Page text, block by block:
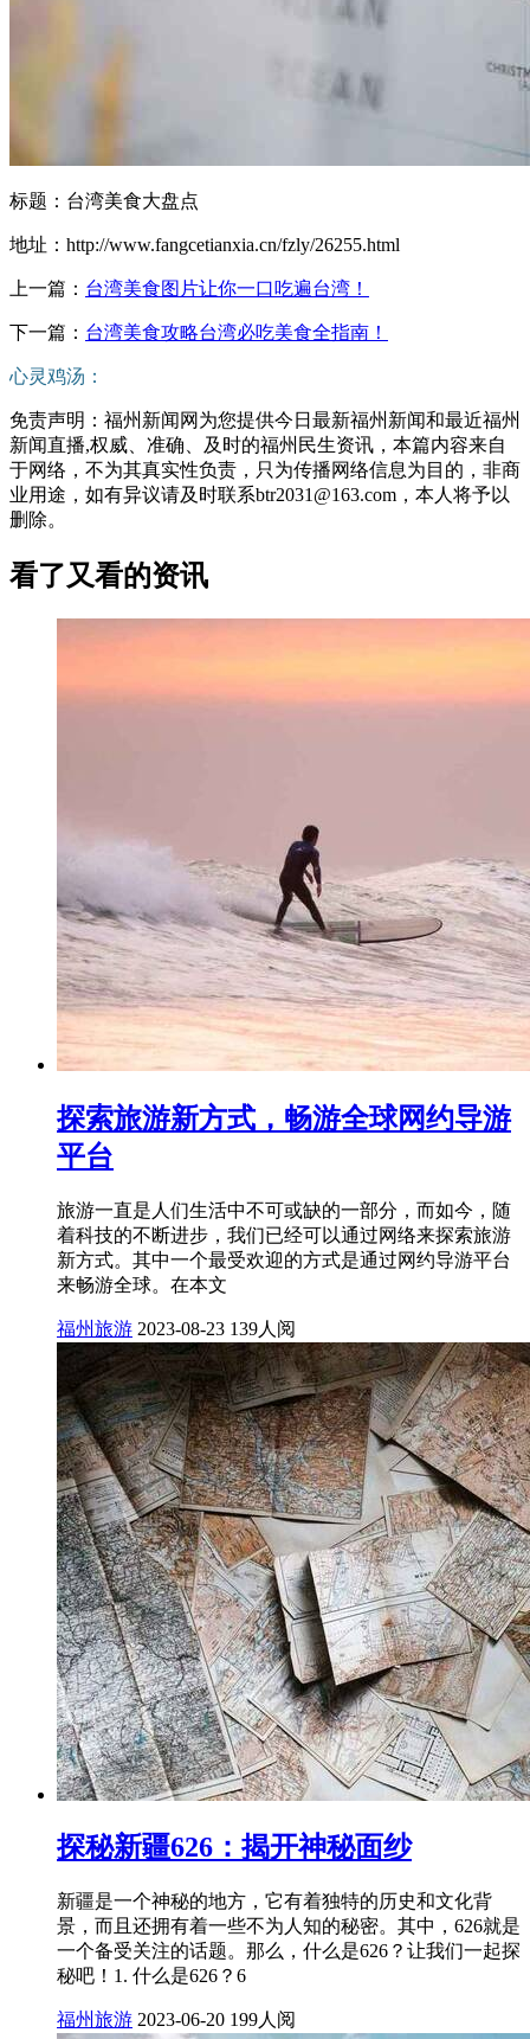
标题：台湾美食大盘点
地址：http://www.fangcetianxia.cn/fzly/26255.html
上一篇： 台湾美食图片让你一口吃遍台湾！
下一篇： 台湾美食攻略台湾必吃美食全指南！
心灵鸡汤：
免责声明：福州新闻网为您提供今日最新福州新闻和最近福州
新闻直播,权威、准确、及时的福州民生资讯，本篇内容来自
于网络，不为其真实性负责，只为传播网络信息为目的，非商
业用途，如有异议请及时联系btr2031@163.com，本人将予以
删除。
看了又看的资讯
探索旅游新方式，畅游全球网约导游
平台
旅游一直是人们生活中不可或缺的一部分，而如今，随
着科技的不断进步，我们已经可以通过网络来探索旅游
新方式。其中一个最受欢迎的方式是通过网约导游平台
来畅游全球。在本文
福州旅游 2023-08-23 139人阅
探秘新疆626：揭开神秘面纱
新疆是一个神秘的地方，它有着独特的历史和文化背
景，而且还拥有着一些不为人知的秘密。其中，626就是
一个备受关注的话题。那么，什么是626？让我们一起探
秘吧！1. 什么是626？6
福州旅游 2023-06-20 199人阅